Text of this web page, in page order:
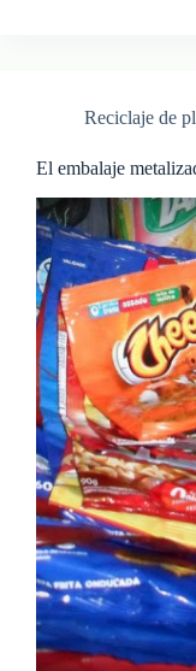
Reciclaje de
El embalaje